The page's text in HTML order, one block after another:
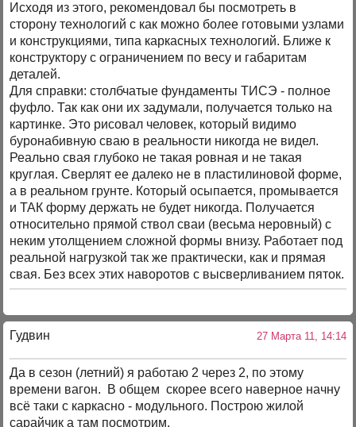
Исходя из этого, рекомендовал бы посмотреть в
сторону технологий с как можно более готовыми узлами
и конструкциями, типа каркасных технологий. Ближе к
конструктору с ограничением по весу и габаритам
деталей.
Для справки: столбчатые фундаменты ТИСЭ - полное
фуфло. Так как они их задумали, получается только на
картинке. Это рисовал человек, который видимо
буронабивную сваю в реальности никогда не видел.
Реально свая глубоко не такая ровная и не такая
круглая. Сверлят ее далеко не в пластилиновой форме,
а в реальном грунте. Который осыпается, промывается
и ТАК форму держать не будет никогда. Получается
относительно прямой ствол сваи (весьма неровный) с
неким утолщением сложной формы внизу. Работает под
реальной нагрузкой так же практически, как и прямая
свая. Без всех этих наворотов с высверливанием пяток.
Гудвин 27 Марта 11, 14:14
Да в сезон (летний) я работаю 2 через 2, по этому
времени вагон. В общем скорее всего наверное начну
всё таки с каркасно - модульного. Построю жилой
сарайчик а там посмотрим.